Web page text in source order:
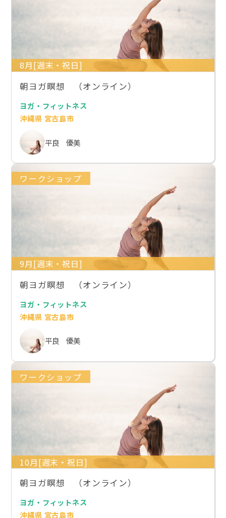
8月[週末・祝日]
朝ヨガ瞑想 （オンライン）
ヨガ・フィットネス
沖縄県 宮古島市
平良 優美
ワークショップ
9月[週末・祝日]
朝ヨガ瞑想 （オンライン）
ヨガ・フィットネス
沖縄県 宮古島市
平良 優美
ワークショップ
10月[週末・祝日]
朝ヨガ瞑想 （オンライン）
ヨガ・フィットネス
沖縄県 宮古島市